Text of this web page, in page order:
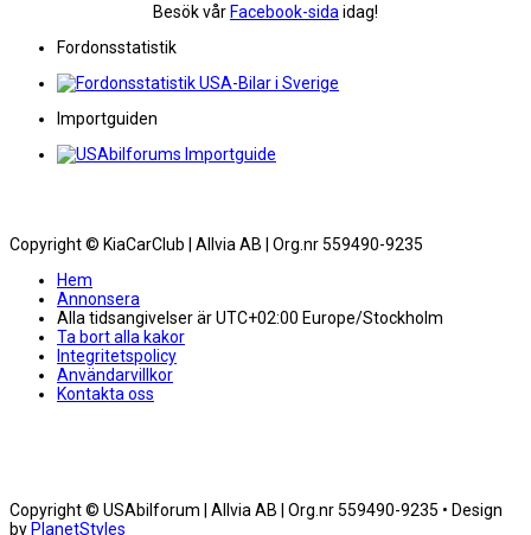
Besök vår Facebook-sida idag!
Fordonsstatistik
Importguiden
Copyright © KiaCarClub | Allvia AB | Org.nr 559490-9235
Hem
Annonsera
Alla tidsangivelser är UTC+02:00 Europe/Stockholm
Ta bort alla kakor
Integritetspolicy
Användarvillkor
Kontakta oss
Copyright © USAbilforum | Allvia AB | Org.nr 559490-9235 • Design
by PlanetStyles